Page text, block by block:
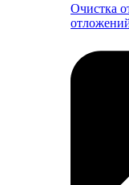
Очистка